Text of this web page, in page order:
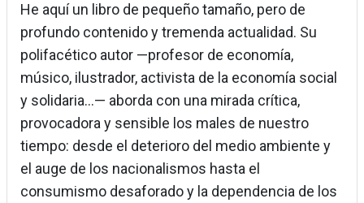
He aquí un libro de pequeño tamaño, pero de
profundo contenido y tremenda actualidad. Su
polifacético autor —profesor de economía,
músico, ilustrador, activista de la economía social
y solidaria…— aborda con una mirada crítica,
provocadora y sensible los males de nuestro
tiempo: desde el deterioro del medio ambiente y
el auge de los nacionalismos hasta el
consumismo desaforado y la dependencia de los